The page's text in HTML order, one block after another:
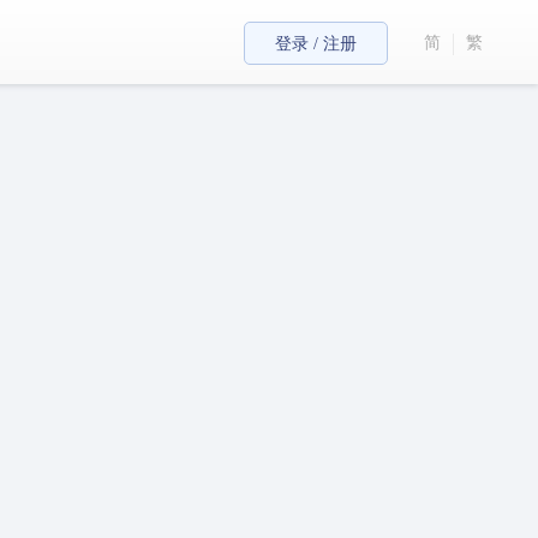
登录 / 注册 简 繁